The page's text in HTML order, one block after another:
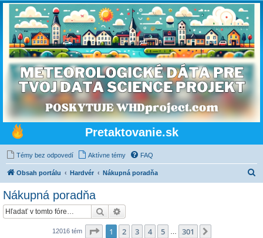
Pretaktovanie.sk
Témy bez odpovedí Aktívne témy FAQ
Obsah portálu Hardvér Nákupná poradňa
Nákupná poradňa
Hľadať
12016 tém Strana1 z301
1 2 3 4 5 301